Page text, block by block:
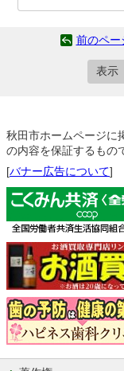
前のペー
表示
秋田市ホームページに
の内容を保証するもの
[バナー広告について]